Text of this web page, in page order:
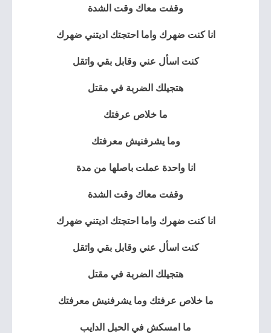
وقفت معاك وقت الشدة
انا كنت ضهرك واما احتجتك اديتني ضهرك
كنت اسأل عني وقابل بقي واتقل
هتجيلك الضربة في مقتل
ما خلاص عرفتك
وما يشرفنيش معرفتك
انا واحدة عملت باصلها من مدة
وقفت معاك وقت الشدة
انا كنت ضهرك واما احتجتك اديتني ضهرك
كنت اسأل عني وقابل بقي واتقل
هتجيلك الضربة في مقتل
ما خلاص عرفتك وما يشرفنيش معرفتك
ما امسكش في الحبل الدايب